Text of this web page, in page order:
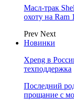
Масл-трак
охоту на
Prev Next
Новинки
Xpeng в
техподдержка
Последний
прощание с